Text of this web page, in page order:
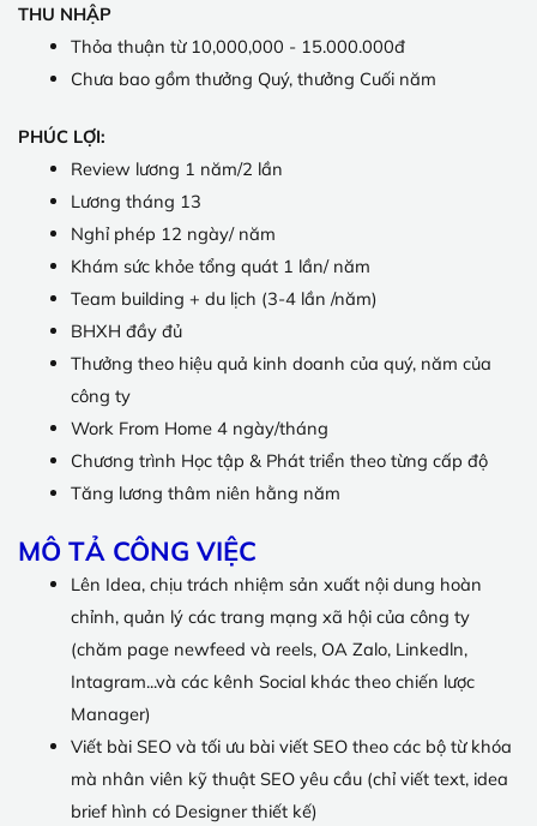
THU NHẬP
Thỏa thuận từ 10,000,000 - 15.000.000đ
Chưa bao gồm thưởng Quý, thưởng Cuối năm
PHÚC LỢI:
Review lương 1 năm/2 lần
Lương tháng 13
Nghỉ phép 12 ngày/ năm
Khám sức khỏe tổng quát 1 lần/ năm
Team building + du lịch (3-4 lần /năm)
BHXH đầy đủ
Thưởng theo hiệu quả kinh doanh của quý, năm của
công ty
Work From Home 4 ngày/tháng
Chương trình Học tập & Phát triển theo từng cấp độ
Tăng lương thâm niên hằng năm
MÔ TẢ CÔNG VIỆC
Lên Idea, chịu trách nhiệm sản xuất nội dung hoàn
chỉnh, quản lý các trang mạng xã hội của công ty
(chăm page newfeed và reels, OA Zalo, Linkedln,
Intagram...và các kênh Social khác theo chiến lược
Manager)
Viết bài SEO và tối ưu bài viết SEO theo các bộ từ khóa
mà nhân viên kỹ thuật SEO yêu cầu (chỉ viết text, idea
brief hình có Designer thiết kế)